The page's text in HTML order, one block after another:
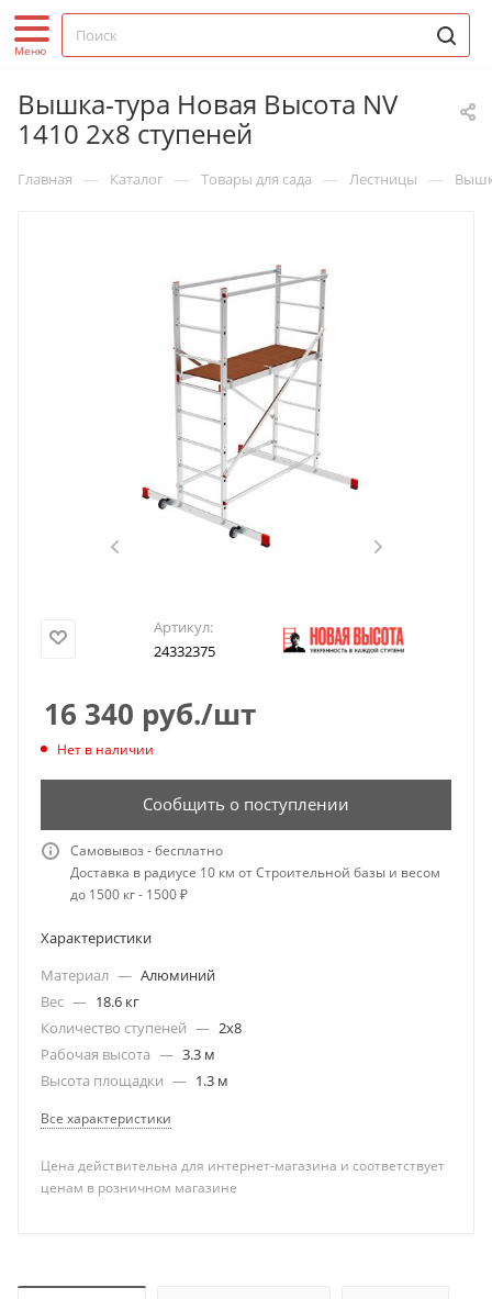
Вышка-тура Новая Высота NV
1410 2х8 ступеней
Главная — Каталог — Товары для сада — Лестницы —
Артикул:
24332375
16 340 руб./шт
Нет в наличии
Сообщить о поступлении
Самовывоз - бесплатно
Доставка в радиусе 10 км от Строительной базы и весом
до 1500 кг - 1500 ₽
Характеристики
Материал — Алюминий
Вес — 18.6 кг
Количество ступеней — 2х8
Рабочая высота — 3.3 м
Высота площадки — 1.3 м
Все характеристики
Цена действительна для интернет-магазина и соответствует
ценам в розничном магазине